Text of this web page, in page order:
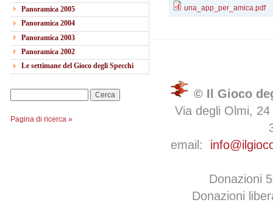
Panoramica 2005
Panoramica 2004
Panoramica 2003
Panoramica 2002
Le settimane del Gioco degli Specchi
Pagina di ricerca »
una_app_per_amica.pdf
© Il Gioco
Via degli Olmi,
email:
Donazioni
Donazioni